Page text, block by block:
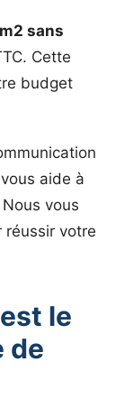
sans
Cette
budget
aide à
vous
réussir votre
le
de